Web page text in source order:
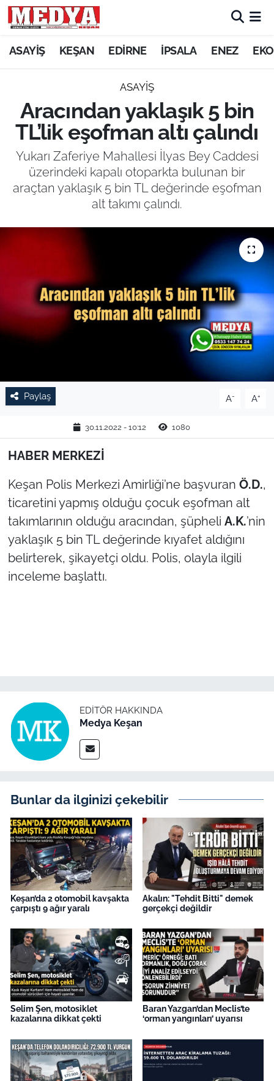
ASAYİŞ KEŞAN EDİRNE İPSALA ENEZ
ASAYİŞ
Aracından yaklaşık 5 bin
TL’lik eşofman altı çalındı
Yukarı Zaferiye Mahallesi İlyas Bey Caddesi
üzerindeki kapalı otoparkta bulunan bir
araçtan yaklaşık 5 bin TL değerinde eşofman
alt takımı çalındı.
Paylaş A- A+
30.11.2022 - 10:12 1080
HABER MERKEZİ
Keşan Polis Merkezi Amirliği’ne başvuran Ö.D.,
ticaretini yapmış olduğu çocuk eşofman alt
takımlarının olduğu aracından, şüpheli A.K.’nin
yaklaşık 5 bin TL değerinde kıyafet aldığını
belirterek, şikayetçi oldu. Polis, olayla ilgili
inceleme başlattı.
EDITÖR HAKKINDA
Medya Keşan
Bunlar da ilginizi çekebilir
Keşan’da 2 otomobil kavşakta
çarpıştı 9 ağır yaralı
Akalın: "Tehdit Bitti" demek
gerçekçi değildir
Selim Şen, motosiklet
kazalarına dikkat çekti
Baran Yazgan’dan Meclis’te
‘orman yangınları’ uyarısı
KEŞAN
ASAYİŞ
SİYASET
GÜNDEM
SAĞLIK
TARIM VE HAYVANCILIK
KÜLTÜR SANAT
SPOR
EDİRNE
TEKİRDAĞ
KIRKLARELİ
ÇANAKKALE
TÜRKİYE
Politika
Flaş Haber
Magazin
İş Dünyası
Bilim Teknoloji
English News
Finans
Genel-A
Gündem-Eğitim